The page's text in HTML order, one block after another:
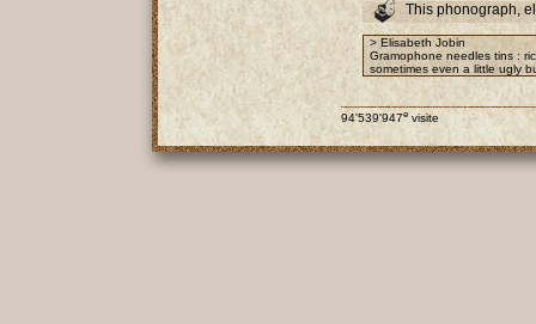
This phonograph,
> Elisabeth Jobin
Gramophone needles tins :
sometimes even a little ugly
94'539'947e visite